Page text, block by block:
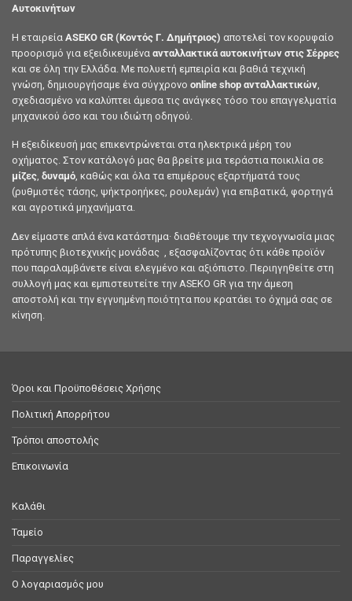
Αυτοκινήτων
Η εταιρεία ASEKO GR (Κοντός Γ. Δημήτριος) αποτελεί τον κορυφαίο
προορισμό για εξειδικευμένα ανταλλακτικά αυτοκινήτων στις Σέρρες
και σε όλη την Ελλάδα. Με πολυετή εμπειρία και βαθιά τεχνική
γνώση, δημιουργήσαμε ένα σύγχρονο online shop ανταλλακτικών
σχεδιασμένο να καλύπτει άμεσα τις ανάγκες τόσο του επαγγελματία
μηχανικού όσο και του ιδιώτη οδηγού.
Η εξειδίκευσή μας επικεντρώνεται στα ηλεκτρικά μέρη του
οχήματος. Στον κατάλογό μας θα βρείτε μια τεράστια ποικιλία σε
μίζες, δυναμό, καθώς και όλα τα επιμέρους εξαρτήματά τους
(ρυθμιστές τάσης, ψήκτροηήκες, ρουλεμάν) για επιβατικά, φορτηγά
και αγροτικά μηχανήματα.
Δεν είμαστε απλά ένα κατάστημα· διαθέτουμε την τεχνογνωσία μιας
πρότυπης βιοτεχνικής μονάδας , εξασφαλίζοντας ότι κάθε προϊόν
που παραλαμβάνετε είναι ελεγμένο και αξιόπιστο. Περιηγηθείτε στη
συλλογή μας και εμπιστευτείτε την ASEKO GR για την άμεση
αποστολή και την εγγυημένη ποιότητα που κρατάει το όχημά σας σε
κίνηση.
Όροι και Προϋποθέσεις Χρήσης
Πολιτική Απορρήτου
Τρόποι αποστολής
Επικοινωνία
Καλάθι
Ταμείο
Παραγγελίες
Ο λογαριασμός μου